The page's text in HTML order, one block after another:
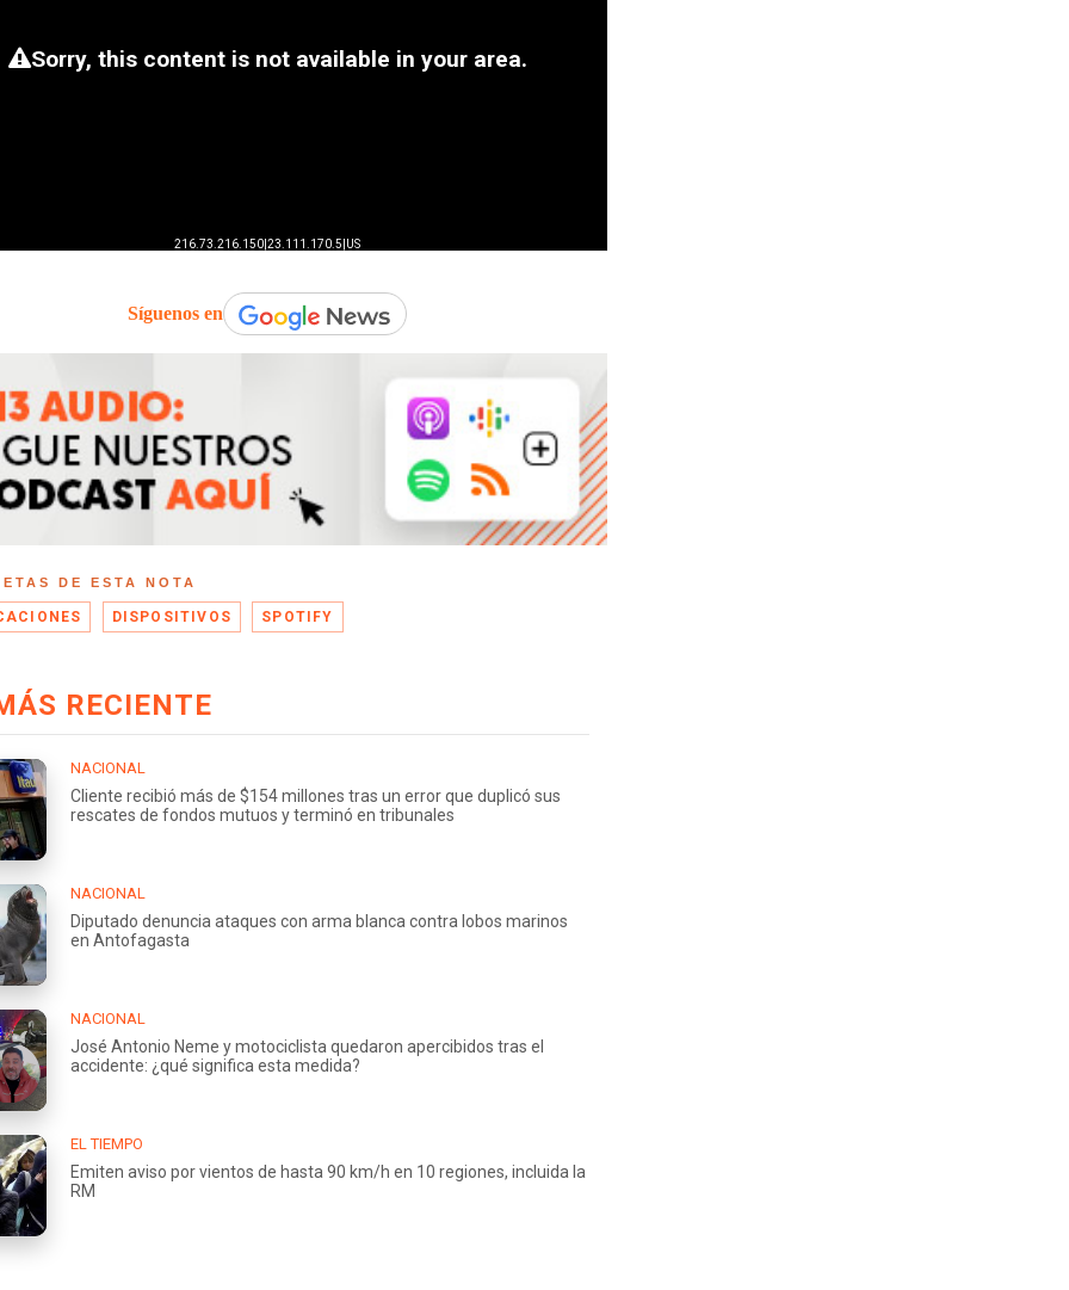
Síguenos en
DE ESTA NOTA
DISPOSITIVOS SPOTIFY
RECIENTE
NACIONAL
Cliente recibió más de $154 millones tras un error que duplicó sus
rescates de fondos mutuos y terminó en tribunales
NACIONAL
Diputado denuncia ataques con arma blanca contra lobos marinos
en Antofagasta
NACIONAL
José Antonio Neme y motociclista quedaron apercibidos tras el
accidente: ¿qué significa esta medida?
EL TIEMPO
Emiten aviso por vientos de hasta 90 km/h en 10 regiones, incluida la
RM